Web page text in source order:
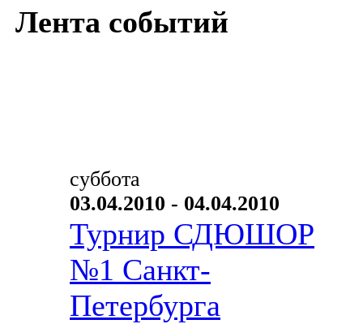
Лента событий
суббота
03.04.2010 - 04.04.2010
Турнир СДЮШОР
№1 Санкт-
Петербурга